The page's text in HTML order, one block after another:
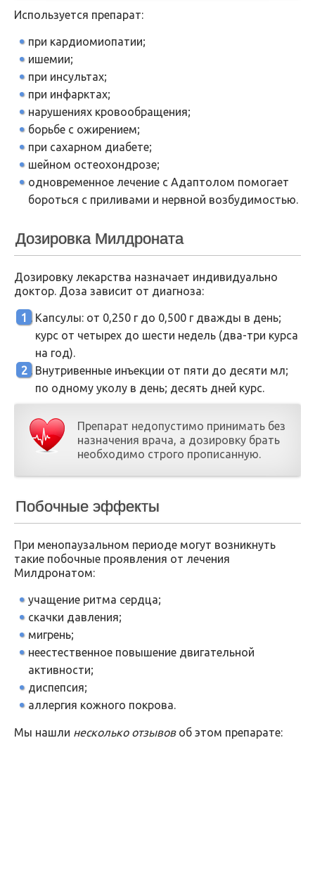
Используется препарат:
при кардиомиопатии;
ишемии;
при инсультах;
при инфарктах;
нарушениях кровообращения;
борьбе с ожирением;
при сахарном диабете;
шейном остеохондрозе;
одновременное лечение с Адаптолом помогает
бороться с приливами и нервной возбудимостью.
Дозировка Милдроната
Дозировку лекарства назначает индивидуально
доктор. Доза зависит от диагноза:
Капсулы: от 0,250 г до 0,500 г дважды в день;
курс от четырех до шести недель (два-три курса
на год).
Внутривенные инъекции от пяти до десяти мл;
по одному уколу в день; десять дней курс.
Препарат недопустимо принимать без
назначения врача, а дозировку брать
необходимо строго прописанную.
Побочные эффекты
При менопаузальном периоде могут возникнуть
такие побочные проявления от лечения
Милдронатом:
учащение ритма сердца;
скачки давления;
мигрень;
неестественное повышение двигательной
активности;
диспепсия;
аллергия кожного покрова.
Мы нашли несколько отзывовоб этом препарате: